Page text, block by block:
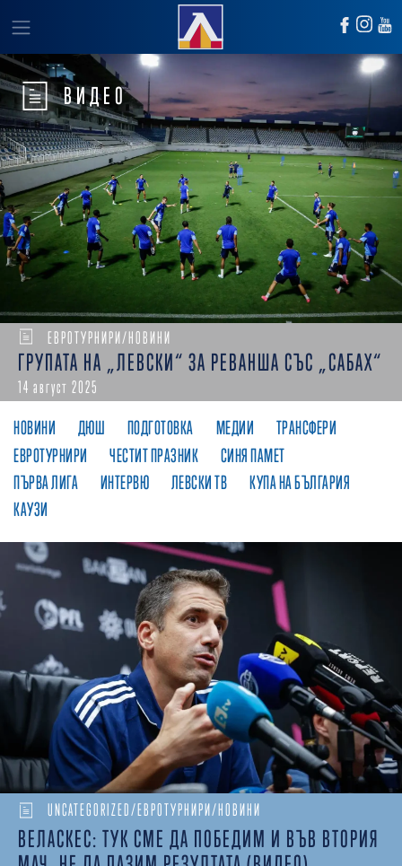
ВИДЕО
ЕВРОТУРНИРИ/НОВИНИ
ГРУПАТА НА „ЛЕВСКИ“ ЗА РЕВАНША СЪС „САБАХ“
14 август 2025
НОВИНИ ДЮШ ПОДГОТОВКА МЕДИИ
ТРАНСФЕРИ
ЕВРОТУРНИРИ
ЧЕСТИТ ПРАЗНИК
СИНЯ ПАМЕТ
ПЪРВА ЛИГА
ИНТЕРВЮ ЛЕВСКИ ТВ
КУПА НА БЪЛГАРИЯ
КАУЗИ
UNCATEGORIZED/ЕВРОТУРНИРИ/НОВИНИ
ВЕЛАСКЕС: ТУК СМЕ ДА ПОБЕДИМ И ВЪВ ВТОРИЯ